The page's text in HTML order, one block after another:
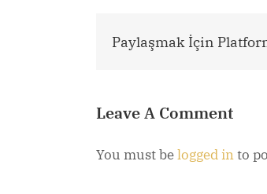
Paylaşmak İçin
Leave A Comment
You must belogged into